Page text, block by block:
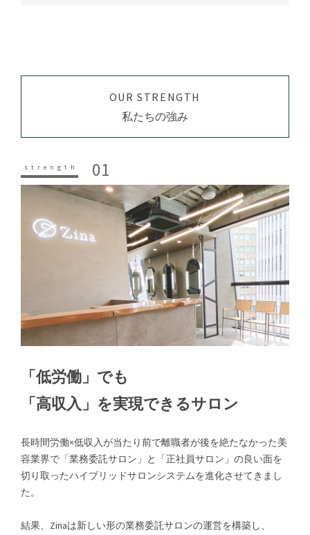
OUR STRENGTH
私たちの強み
01
「低労働」でも
「高収入」を実現できるサロン
長時間労働×低収入が当たり前で離職者が後を絶たなかった美
容業界で「業務委託サロン」と「正社員サロン」の良い面を
切り取ったハイブリッドサロンシステムを進化させてきまし
た。
結果、Zinaは新しい形の業務委託サロンの運営を構築し、